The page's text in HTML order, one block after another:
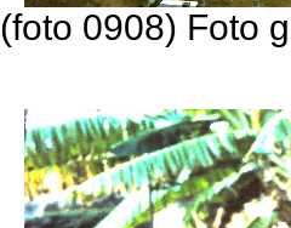
(foto 0908) Foto